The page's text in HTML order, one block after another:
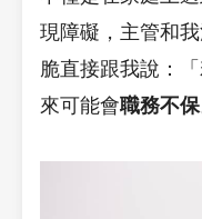
現障礙，主管和
脆直接跟我說：
來可能會職務不保